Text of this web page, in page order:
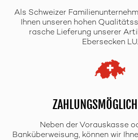
Als Schweizer
Ihnen unseren hohen
rasche Lieferung unserer
Ebersecken LU.
Neben der Vorauskasse
Banküberweisung, können wir